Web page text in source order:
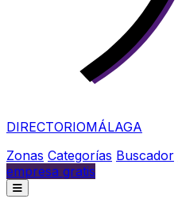
DIRECTORIOMÁLAGA
Zonas Categorías Buscador
empresa gratis